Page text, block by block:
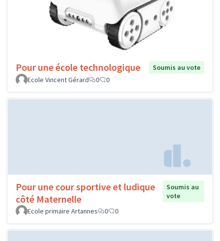
Pour une école technologique
Soumis au vote
Ecole Vincent Gérard
0 0
Pour une cour sportive et ludique
côté Maternelle
Soumis au
vote
Ecole primaire Artannes
0 0